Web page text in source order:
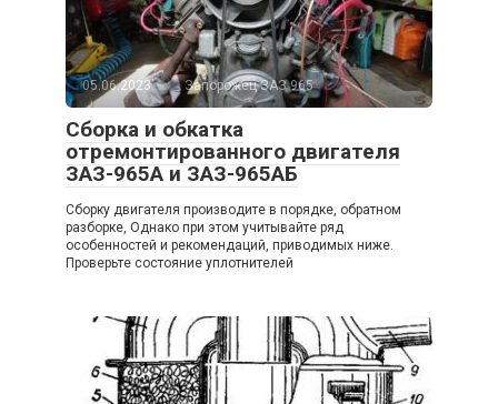
05.06.2023 Запорожец ЗАЗ 965
Сборка и обкатка
отремонтированного двигателя
ЗАЗ-965А и ЗАЗ-965АБ
Сборку двигателя производите в порядке, обратном
разборке, Однако при этом учитывайте ряд
особенностей и рекомендаций, приводимых ниже.
Проверьте состояние уплотнителей